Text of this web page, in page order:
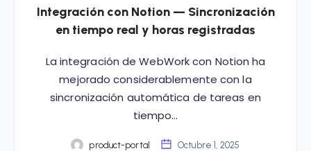
Integración con Notion — Sincronización
en tiempo real y horas registradas
La integración de WebWork con Notion ha
mejorado considerablemente con la
sincronización automática de tareas en
tiempo…
product-portal
Octubre 1, 2025